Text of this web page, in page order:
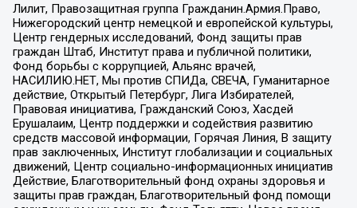
Лилит, Правозащитная группа Гражданин.Армия.Право,
Нижегородский центр немецкой и европейской культуры,
Центр гендерных исследований, Фонд защиты прав
граждан Штаб, Институт права и публичной политики,
Фонд борьбы с коррупцией, Альянс врачей,
НАСИЛИЮ.НЕТ, Мы против СПИДа, СВЕЧА, Гуманитарное
действие, Открытый Петербург, Лига Избирателей,
Правовая инициатива, Гражданский Союз, Хасдей
Ерушалаим, Центр поддержки и содействия развитию
средств массовой информации, Горячая Линия, В защиту
прав заключенных, Институт глобализации и социальных
движений, Центр социально-информационных инициатив
Действие, Благотворительный фонд охраны здоровья и
защиты прав граждан, Благотворительный фонд помощи